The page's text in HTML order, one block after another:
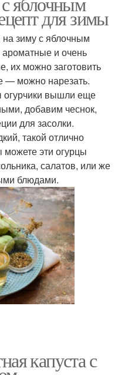
для зимы
зиму с яблочным
и очень
их можно заготовить
— можно нарезать.
огурчики вышли еще
добавим чеснок,
для засолки.
такой отлично
можете эти огурцы
салатов, или же
блюдами.
капуста с